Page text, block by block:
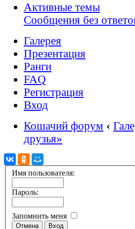
Активные темы
Сообщения без
Галерея
Презентация
Ранги
FAQ
Регистрация
Вход
Кошачий форум ‹
друзья»
Имя пользователя:
Пароль:
Запомнить меня